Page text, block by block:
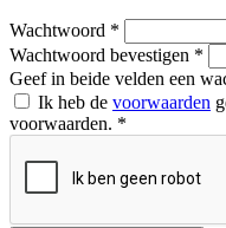
Wachtwoord *
Wachtwoord bevestigen *
Geef in beide velden een
Ik heb de voorwaarden
voorwaarden. *